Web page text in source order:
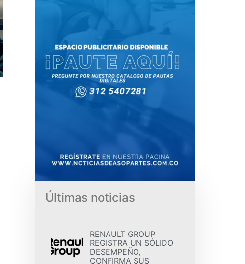
Últimas noticias
RENAULT GROUP
REGISTRA UN SÓLIDO
DESEMPEÑO,
CONFIRMA SUS